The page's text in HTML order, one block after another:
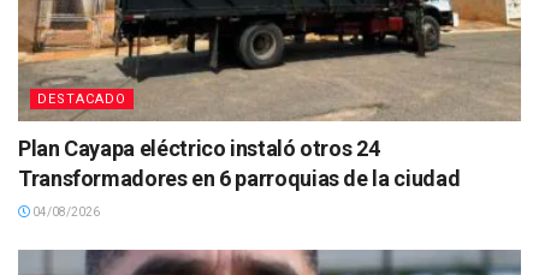
DESTACADO
Plan Cayapa eléctrico instaló otros 24
Transformadores en 6 parroquias de la ciudad
04/08/2026